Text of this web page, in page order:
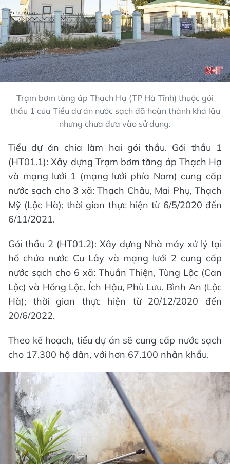
Trạm bơm tăng áp Thạch Hạ (TP Hà Tĩnh) thuộc gói
thầu 1 của Tiểu dự án nước sạch đã hoàn thành khá lâu
nhưng chưa đưa vào sử dụng.
Tiểu dự án chia làm hai gói thầu. Gói thầu 1
(HT01.1): Xây dựng Trạm bơm tăng áp Thạch Hạ
và mạng lưới 1 (mạng lưới phía Nam) cung cấp
nước sạch cho 3 xã: Thạch Châu, Mai Phụ, Thạch
Mỹ (Lộc Hà); thời gian thực hiện từ 6/5/2020 đến
6/11/2021.
Gói thầu 2 (HT01.2): Xây dựng Nhà máy xử lý tại
hồ chứa nước Cu Lây và mạng lưới 2 cung cấp
nước sạch cho 6 xã: Thuần Thiện, Tùng Lộc (Can
Lộc) và Hồng Lộc, Ích Hậu, Phù Lưu, Bình An (Lộc
Hà); thời gian thực hiện từ 20/12/2020 đến
20/6/2022.
Theo kế hoạch, tiểu dự án sẽ cung cấp nước sạch
cho 17.300 hộ dân, với hơn 67.100 nhân khẩu.